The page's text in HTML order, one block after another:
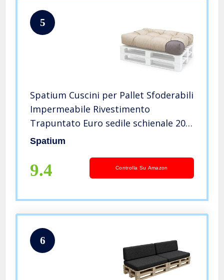
5
Spatium Cuscini per Pallet Sfoderabili
Impermeabile Rivestimento
Trapuntato Euro sedile schienale 20
cm di spessore Beige Sedile
Spatium
9.4 Controlla Su Amazon
6